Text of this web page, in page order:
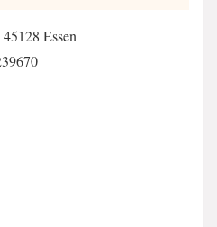
Essen